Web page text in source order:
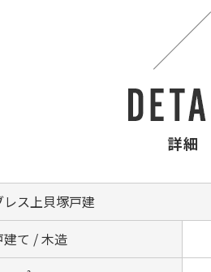
詳細
レス上貝塚戸建
建て / 木造